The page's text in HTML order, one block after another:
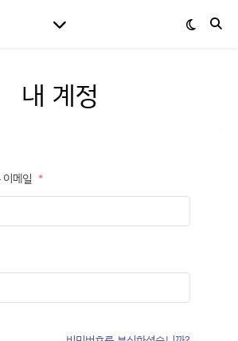
내 계정
메일 *